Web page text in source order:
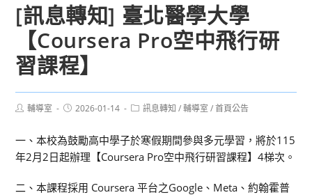
[訊息轉知] 臺北醫學大學
【Coursera Pro空中飛行研
習課程】
Post輔導室
Post2026-01-14
Post訊息轉知 / 輔導室 / 首頁公告
一、本校為鼓勵高中學子於寒假期間參與多元學習，將於115
年2月2日起辦理【Coursera Pro空中飛行研習課程】4梯次。
二、本課程採用 Coursera 平台之Google、Meta、約翰霍普